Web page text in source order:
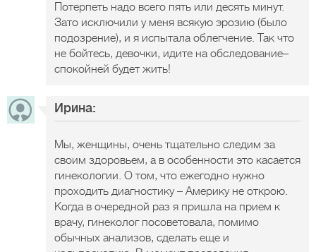
Потерпеть надо всего пять или десять минут.
Зато исключили у меня всякую эрозию (было
подозрение), и я испытала облегчение. Так что
не бойтесь, девочки, идите на обследование–
спокойней будет жить!
Ирина:
Мы, женщины, очень тщательно следим за
своим здоровьем, а в особенности это касается
гинекологии. О том, что ежегодно нужно
проходить диагностику – Америку не открою.
Когда в очередной раз я пришла на прием к
врачу, гинеколог посоветовала, помимо
обычных анализов, сделать еще и